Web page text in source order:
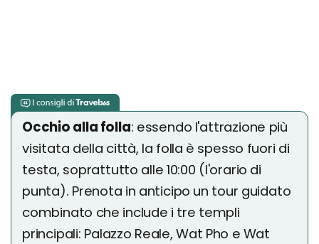
Occhio alla folla: essendo l'attrazione più
visitata della città, la folla è spesso fuori di
testa, soprattutto alle 10:00 (l'orario di
punta). Prenota in anticipo un tour guidato
combinato che include i tre templi
principali: Palazzo Reale, Wat Pho e Wat